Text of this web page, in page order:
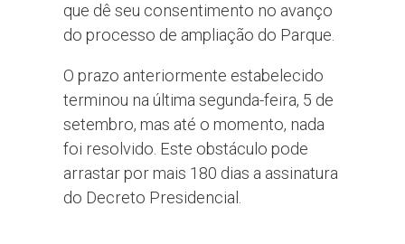
que dê seu consentimento no avanço
do processo de ampliação do Parque.
O prazo anteriormente estabelecido
terminou na última segunda-feira, 5 de
setembro, mas até o momento, nada
foi resolvido. Este obstáculo pode
arrastar por mais 180 dias a assinatura
do Decreto Presidencial.